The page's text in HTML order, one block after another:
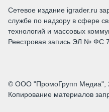
Сетевое издание igrader.ru
службе по надзору в сфере
технологий и массовых
Реестровая запись ЭЛ № ФС
© ООО "ПромоГрупп Медиа",
Копирование материалов